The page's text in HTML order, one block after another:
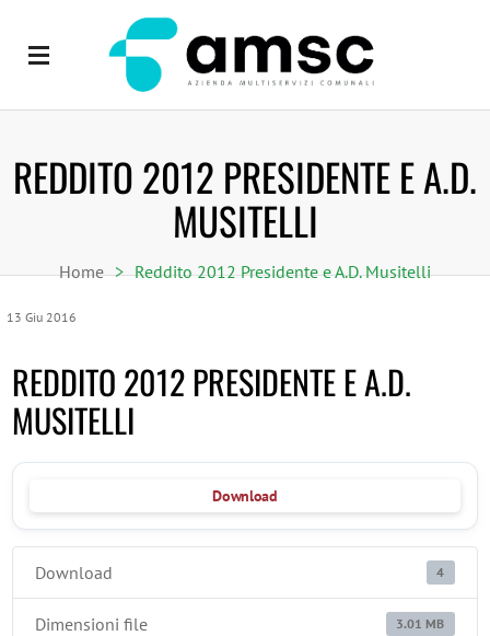
REDDITO 2012 PRESIDENTE E A.D.
MUSITELLI
Home > Reddito 2012 Presidente e A.D. Musitelli
13 Giu 2016
REDDITO 2012 PRESIDENTE E A.D.
MUSITELLI
Download
Download 4
Dimensioni file 3.01 MB